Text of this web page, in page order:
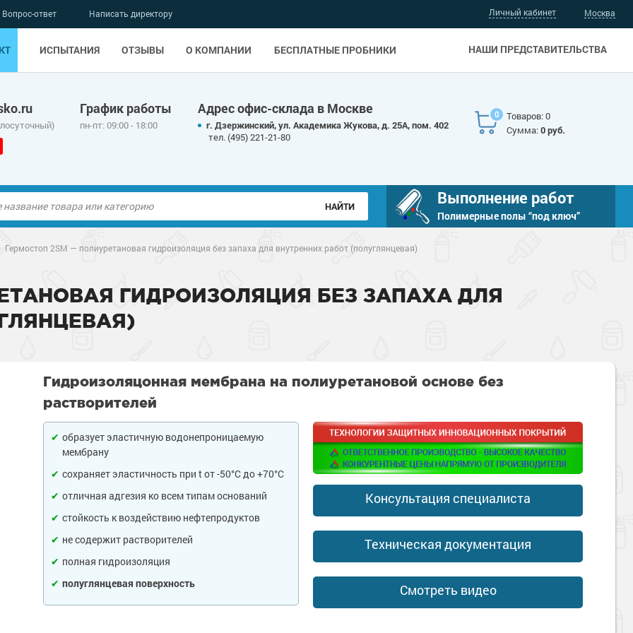
Личный кабинет
НАШИ ПРЕДСТАВИТЕЛЬСТВА
Вопрос-ответ Написать директору
ИСПЫТАНИЯ ОТЗЫВЫ О КОМПАНИИ БЕСПЛАТНЫЕ ПРОБНИКИ
Москва
График работы
пн-пт: 09:00 - 18:00
Адрес офис-склада в Москве
г. Дзержинский, ул. Академика Жукова, д. 25А, пом. 402
тел. (495) 221-21-80
0
Товаров: 0
Сумма:0 руб.
Выполнение работ
Полимерные полы “под ключ”
полы
наливные
металлу
металла
краски
эмали
товары
дерева
товары
товары
и потолков
для бассейна
товары
товары
товары
Гермостоп 2SM — полиуретановая гидроизоляция без запаха для внутренних работ (полуглянцевая)
ГИДРОИЗОЛЯЦИЯ БЕЗ ЗАПАХА ДЛЯ
Гидроизоляцонная мембрана на полиуретановой основе без
растворителей
образует эластичную водонепроницаемую
мембрану
сохраняет эластичность при t от -50°С до +70°С
отличная адгезия ко всем типам оснований
стойкость к воздействию нефтепродуктов
не содержит растворителей
полная гидроизоляция
полуглянцевая поверхность
Консультация специалиста
Техническая документация
Смотреть видео